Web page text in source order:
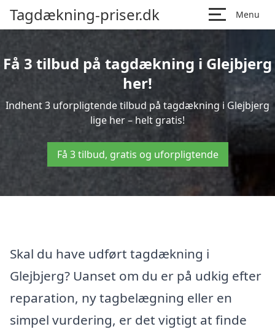
Tagdækning-priser.dk Menu
Få 3 tilbud på tagdækning i Glejbjerg
her!
Indhent 3 uforpligtende tilbud på tagdækning i Glejbjerg
lige her – helt gratis!
Få 3 tilbud, gratis og uforpligtende
Skal du have udført tagdækning i
Glejbjerg? Uanset om du er på udkig efter
reparation, ny tagbelægning eller en
simpel vurdering, er det vigtigt at finde